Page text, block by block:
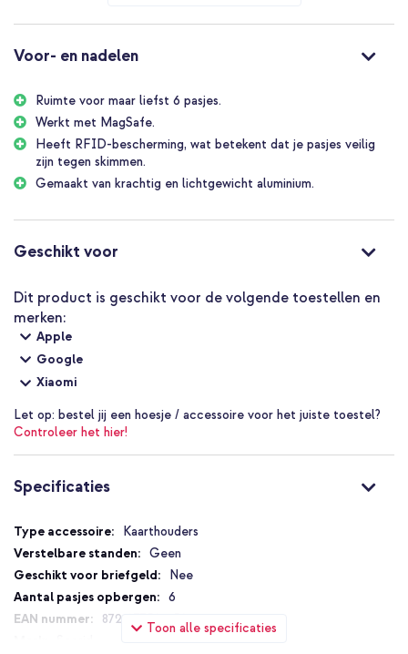
RFID-bescherming om skimmen te voorkomen
Stevige, duurzame behuizing
Houdt je essentials compact, veilig en altijd binnen handbereik
Inclusief 1 jaar garantie.
Voor- en nadelen
Ruimte voor maar liefst 6 pasjes.
Werkt met MagSafe.
Heeft RFID-bescherming, wat betekent dat je pasjes veilig
zijn tegen skimmen.
Gemaakt van krachtig en lichtgewicht aluminium.
Geschikt voor
Dit product is geschikt voor de volgende toestellen en
merken:
Apple
Google
Xiaomi
Let op: bestel jij een hoesje / accessoire voor het juiste toestel?
Controleer het hier!
Specificaties
Toon alle specificaties
Specificaties
Kaarthouders
Geen
Nee
6
8721077501659